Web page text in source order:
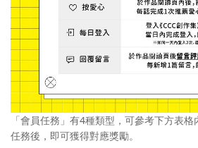
「會員任務」有4種類型，可參考下方表
任務後，即可獲得對應獎勵。